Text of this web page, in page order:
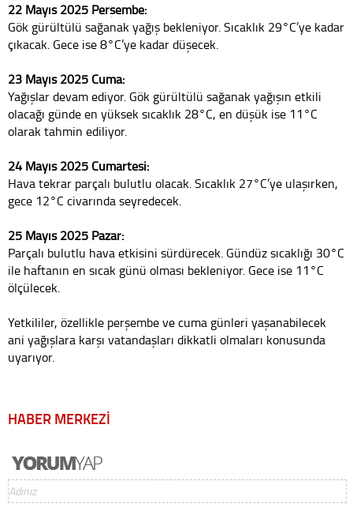
22 Mayıs 2025 Perşembe:
Gök gürültülü sağanak yağış bekleniyor. Sıcaklık 29°C’ye kadar
çıkacak. Gece ise 8°C’ye kadar düşecek.
23 Mayıs 2025 Cuma:
Yağışlar devam ediyor. Gök gürültülü sağanak yağışın etkili
olacağı günde en yüksek sıcaklık 28°C, en düşük ise 11°C
olarak tahmin ediliyor.
24 Mayıs 2025 Cumartesi:
Hava tekrar parçalı bulutlu olacak. Sıcaklık 27°C’ye ulaşırken,
gece 12°C civarında seyredecek.
25 Mayıs 2025 Pazar:
Parçalı bulutlu hava etkisini sürdürecek. Gündüz sıcaklığı 30°C
ile haftanın en sıcak günü olması bekleniyor. Gece ise 11°C
ölçülecek.
Yetkililer, özellikle perşembe ve cuma günleri yaşanabilecek
ani yağışlara karşı vatandaşları dikkatli olmaları konusunda
uyarıyor.
HABER MERKEZİ